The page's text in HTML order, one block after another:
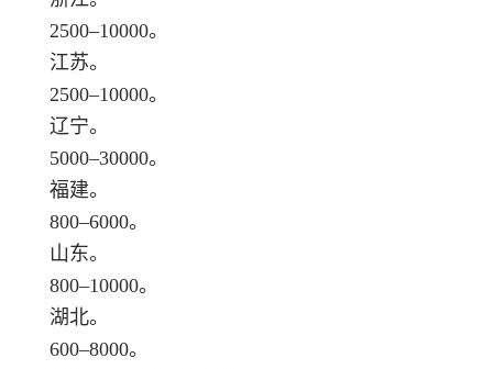
2500–10000。
江苏。
2500–10000。
辽宁。
5000–30000。
福建。
800–6000。
山东。
800–10000。
湖北。
600–8000。